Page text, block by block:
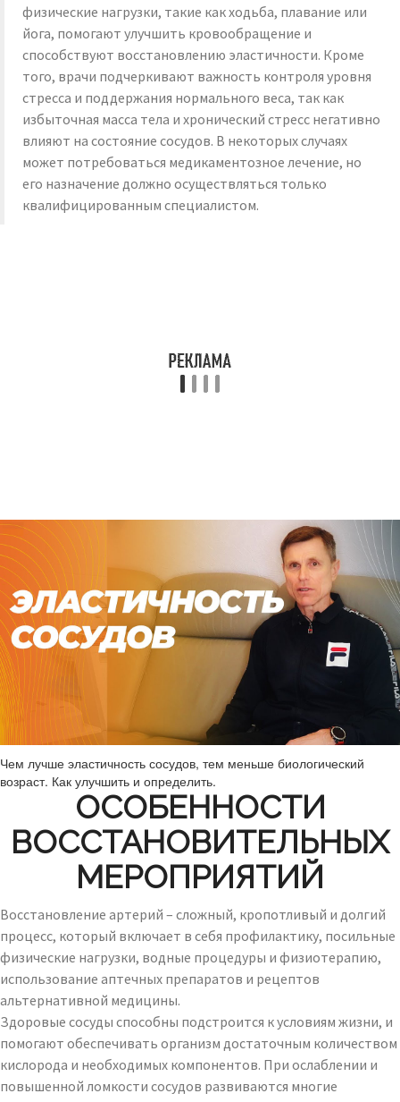
физические нагрузки, такие как ходьба, плавание или
йога, помогают улучшить кровообращение и
способствуют восстановлению эластичности. Кроме
того, врачи подчеркивают важность контроля уровня
стресса и поддержания нормального веса, так как
избыточная масса тела и хронический стресс негативно
влияют на состояние сосудов. В некоторых случаях
может потребоваться медикаментозное лечение, но
его назначение должно осуществляться только
квалифицированным специалистом.
Чем лучше эластичность сосудов, тем меньше биологический
возраст. Как улучшить и определить.
ОСОБЕННОСТИ
ВОССТАНОВИТЕЛЬНЫХ
МЕРОПРИЯТИЙ
Восстановление артерий – сложный, кропотливый и долгий
процесс, который включает в себя профилактику, посильные
физические нагрузки, водные процедуры и физиотерапию,
использование аптечных препаратов и рецептов
альтернативной медицины.
Здоровые сосуды способны подстроится к условиям жизни, и
помогают обеспечивать организм достаточным количеством
кислорода и необходимых компонентов. При ослаблении и
повышенной ломкости сосудов развиваются многие